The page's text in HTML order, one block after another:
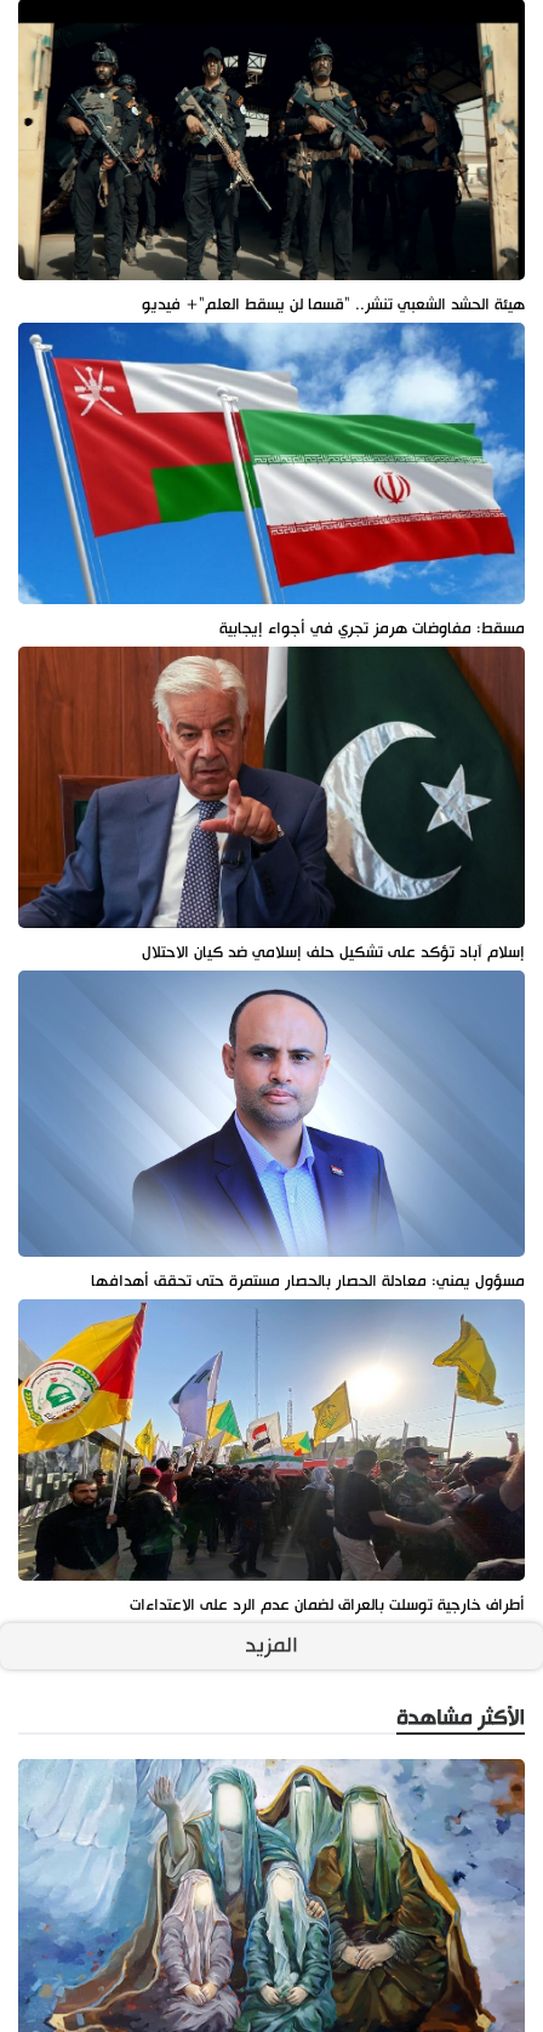
هيئة الحشد الشعبي تنشر.. "قسما لن يسقط العلم"+ فيديو
مسقط: مفاوضات هرمز تجري في أجواء إيجابية
إسلام آباد تؤكد على تشكيل حلف إسلامي ضد كيان الاحتلال
مسؤول يمني: معادلة الحصار بالحصار مستمرة حتى تحقق أهدافها
أطراف خارجية توسلت بالعراق لضمان عدم الرد على الاعتداءات
المزيد
الأكثر مشاهدة